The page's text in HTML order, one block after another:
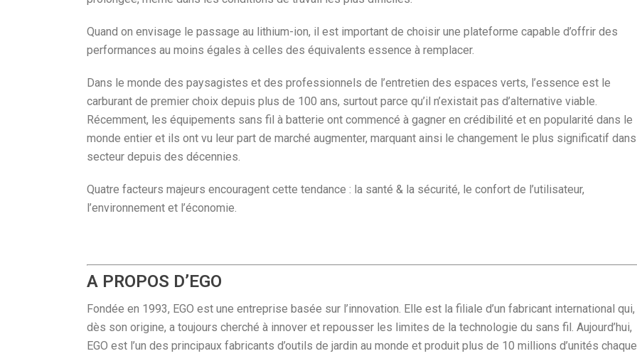
Quand on envisage le passage au lithium-ion, il est important de choisir une plateforme capable d’offrir des
performances au moins égales à celles des équivalents essence à remplacer.
Dans le monde des paysagistes et des professionnels de l’entretien des espaces verts, l’essence est le
carburant de premier choix depuis plus de 100 ans, surtout parce qu’il n’existait pas d’alternative viable.
Récemment, les équipements sans fil à batterie ont commencé à gagner en crédibilité et en popularité dans le
monde entier et ils ont vu leur part de marché augmenter, marquant ainsi le changement le plus significatif
secteur depuis des décennies.
Quatre facteurs majeurs encouragent cette tendance : la santé & la sécurité, le confort de l’utilisateur,
l’environnement et l’économie.
A PROPOS D’EGO
Fondée en 1993, EGO est une entreprise basée sur l’innovation. Elle est la filiale d’un fabricant international qui,
dès son origine, a toujours cherché à innover et repousser les limites de la technologie du sans fil. Aujourd’hui,
EGO est l’un des principaux fabricants d’outils de jardin au monde et produit plus de 10 millions d’unités chaque